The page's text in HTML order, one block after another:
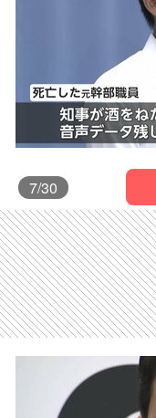
7/30